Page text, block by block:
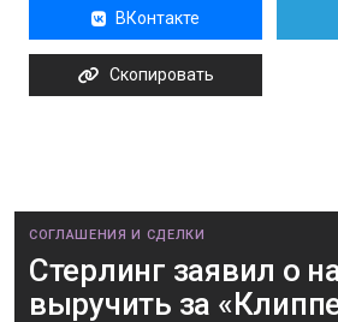
ВКонтакте
Скопировать
СОГЛАШЕНИЯ И СДЕЛКИ
Стерлинг заявил о
выручить за